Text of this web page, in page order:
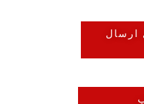
ارسال